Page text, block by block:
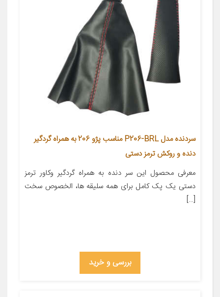
سردنده مدل P206-BRL مناسب پژو 206 به همراه گردگیر
دنده و روکش ترمز دستی
معرفی محصول این سر دنده به همراه گردگیر وکاور ترمز
دستی یک پک کامل برای همه سلیقه ها، الخصوص سخت
[…]
بررسی و خرید